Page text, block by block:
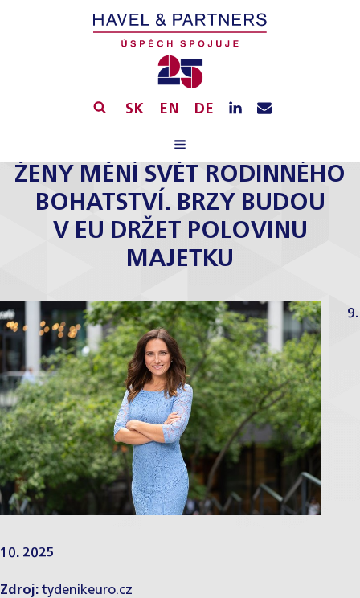
SK EN DE
ŽENY MĚNÍ SVĚT RODINNÉHO
BOHATSTVÍ. BRZY BUDOU
V EU DRŽET POLOVINU
MAJETKU
9.
10. 2025
Zdroj: tydenikeuro.cz